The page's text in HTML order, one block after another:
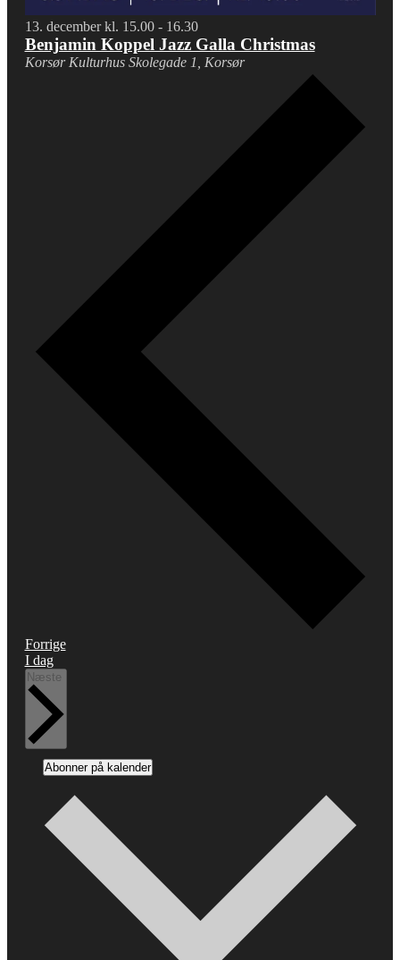
13. december kl. 15.00- 16.30
Benjamin Koppel Jazz Galla Christmas
Korsør Kulturhus Skolegade 1, Korsør
ForrigeBegivenheder
I dag
Næste
Abonner på kalender